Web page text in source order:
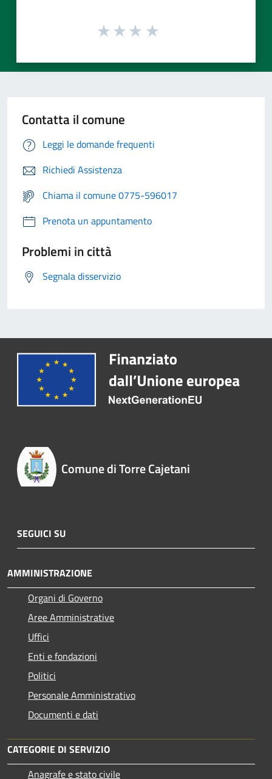
Contatta il comune
Leggi le domande frequenti
Richiedi Assistenza
Chiama il comune 0775-596017
Prenota un appuntamento
Problemi in città
Segnala disservizio
Comune di Torre Cajetani
SEGUICI SU
AMMINISTRAZIONE
Organi di Governo
Aree Amministrative
Uffici
Enti e fondazioni
Politici
Personale Amministrativo
Documenti e dati
CATEGORIE DI SERVIZIO
Anagrafe e stato civile